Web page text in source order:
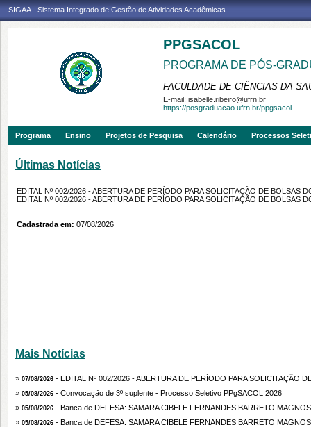
SIGAA - Sistema Integrado de Gestão de Atividades Acadêmicas
PPGSACOL
PROGRAMA DE PÓS-
FACULDADE DE CIÊNCIAS DA
E-mail: isabelle.ribeiro@ufrn.br
https://posgraduacao.ufrn.br/ppgsacol
Programa Ensino Projetos de Pesquisa Calendário Processos
Últimas Notícias
EDITAL Nº 002/2026 - ABERTURA DE PERÍODO PARA SOLICITAÇÃO DE BOLSAS
EDITAL Nº 002/2026 - ABERTURA DE PERÍODO PARA SOLICITAÇÃO DE BOLSAS
Cadastrada em: 07/08/2026
Mais Notícias
» 07/08/2026 - EDITAL Nº 002/2026 - ABERTURA DE PERÍODO PARA SOLICITAÇÃO
» 05/08/2026 - Convocação de 3º suplente - Processo Seletivo PPgSACOL 2026
» 05/08/2026 - Banca de DEFESA: SAMARA CIBELE FERNANDES BARRETO MAGNOS
» 05/08/2026 - Banca de DEFESA: SAMARA CIBELE FERNANDES BARRETO MAGNOS